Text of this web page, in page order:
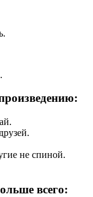
не спиной.
всего: